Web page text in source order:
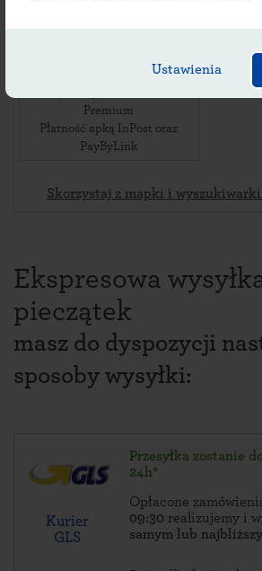
Ustawienia
Premium
Płatność apką InPost oraz
PayByLink
Skorzystaj z mapki i
Ekspresowa
pieczątek
masz do dyspozycji
sposoby wysyłki:
Kurier
GLS
Przesyłka zostanie
24h*
Opłacone
09:30 realizujemy i
samym lub